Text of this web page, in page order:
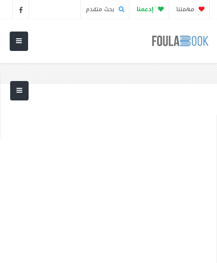
مهمتنا إدعمنا بحث متقدم